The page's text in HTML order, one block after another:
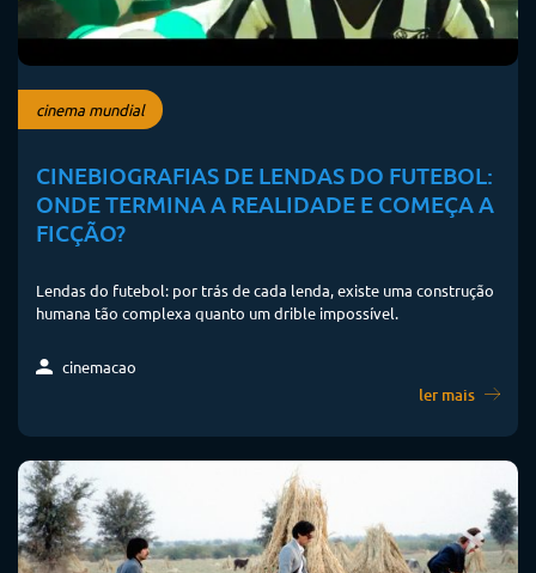
cinema mundial
CINEBIOGRAFIAS DE LENDAS DO FUTEBOL:
ONDE TERMINA A REALIDADE E COMEÇA A
FICÇÃO?
Lendas do futebol: por trás de cada lenda, existe uma construção
humana tão complexa quanto um drible impossível.
cinemacao
ler mais